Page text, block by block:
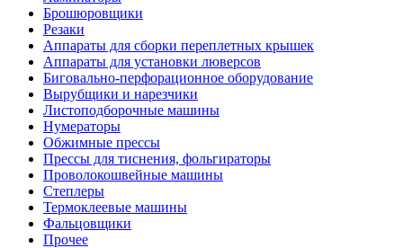
Брошюровщики
Резаки
Аппараты для сборки переплетных крышек
Аппараты для установки люверсов
Биговально-перфорационное оборудование
Вырубщики и нарезчики
Листоподборочные машины
Нумераторы
Обжимные прессы
Прессы для тиснения, фольгираторы
Проволокошвейные машины
Степлеры
Термоклеевые машины
Фальцовщики
Прочее